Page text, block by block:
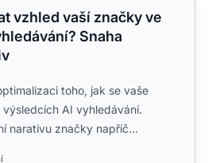
vzhled vaší značky ve
Snaha
toho, jak se vaše
AI vyhledávání.
narativu značky napříč